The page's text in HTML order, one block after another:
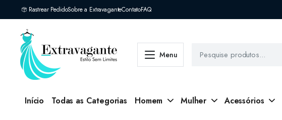
Rastrear PedidoSobre a ExtravaganteContatoFAQ
Menu
Início Todas as Categorias Homem Mulher Acessórios